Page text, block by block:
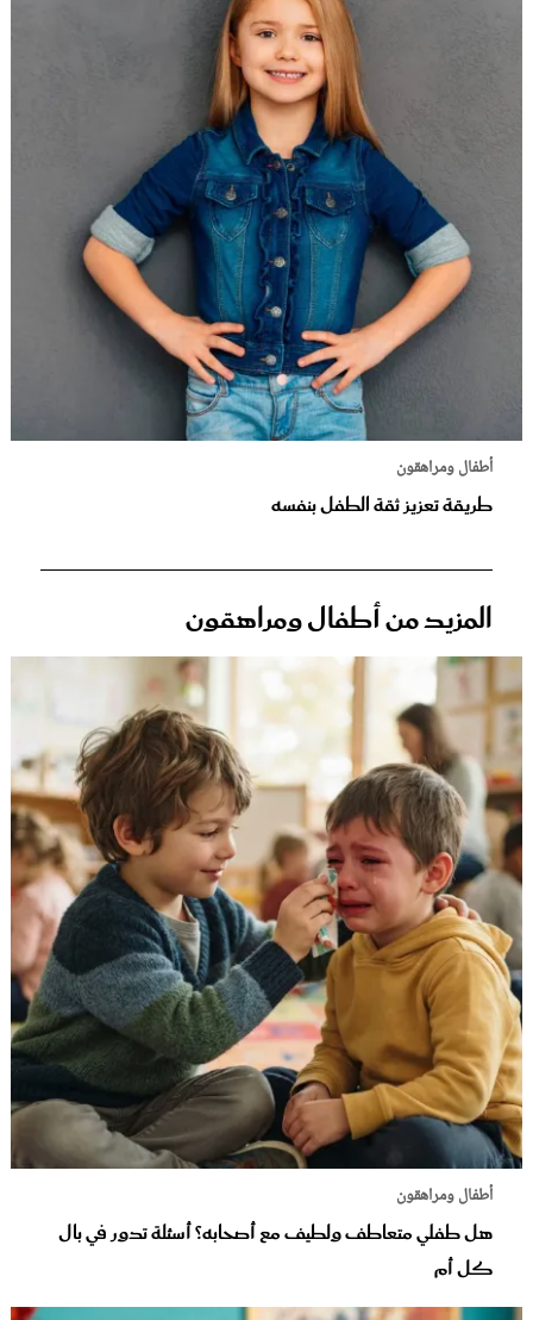
أطفال ومراهقون
طريقة تعزيز ثقة الطفل بنفسه
المزيد من أطفال ومراهقون
أطفال ومراهقون
هل طفلي متعاطف ولطيف مع أصحابه؟ أسئلة تدور في بال
كل أم